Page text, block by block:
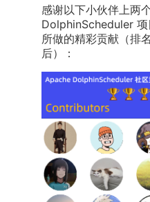
感谢以下小伙伴上两
DolphinScheduler 项
所做的精彩贡献（排
后）：